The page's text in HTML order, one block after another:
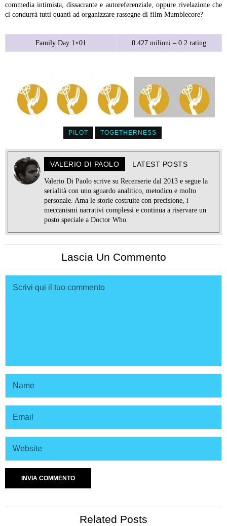
commedia intimista, dissacrante e autoreferenziale, oppure rivelazione che
ci condurrà tutti quanti ad organizzare rassegne di film Mumblecore?
Family Day 1×01 0.427 milioni – 0.2 rating
PILOT TOGETHERNESS
VALERIO DI PAOLO LATEST POSTS
Valerio Di Paolo scrive su Recenserie dal 2013 e segue la
serialità con uno sguardo analitico, metodico e molto
personale. Ama le storie costruite con precisione, i
meccanismi narrativi complessi e continua a riservare un
posto speciale a Doctor Who.
Lascia Un Commento
Related Posts